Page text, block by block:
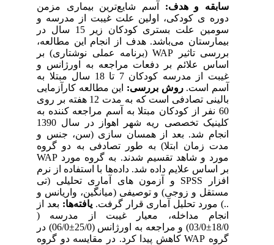
سابقه و هدف:آسم شایع‌ترین بیماری مزمن
دوره ی کودکی، اولین علت غیبت از مدرسه و
سومین علت بستری کودکان زیر 15 سال در
بیمارستان می‌باشد. هدف از انجام این مطالعه،
بررسی تاثیر WAP (برنامه عملی نوشتاری) بر
اساس علائم بر دفعات مراجعه به اورژانس و
غیبت از مدرسه کودکان 7 تا 18 سال مبتلا به
آسم است.روش بررسی: این مطالعه کارآزمایی
بالینی تصادفی است که به مدت 12 هفته بر روی
60 نفر از کودکان مبتلا به آسم مراجعه کننده به
کلینیک تخصصی ریه شهر اهواز در سال 1390
انجام شد. بعد از همسان سازی (سن، جنس و
مدت زمان ابتلا) به طور تصادفی به دو گروه
مورد و شاهد تقسیم شدند. به گروه مورد WAP
بر اساس علایم داده شد. داده‌ها با استفاده از نرم
افزار SPSS و آزمون های آماری تحلیلی (تی
مستقل و زوجی) و توصیفی (میانگین، واریانس و
..) مورد تحلیل آماری قرار گرفت.یافته‌ها:بعد از
انجام مداخله، معیار غیبت از مدرسه (
18/0±03/0) و مراجعه به اورژانس (25/0±06/0) در
گروه WAP کاهش پیدا کرد. در مقایسه دو گروه